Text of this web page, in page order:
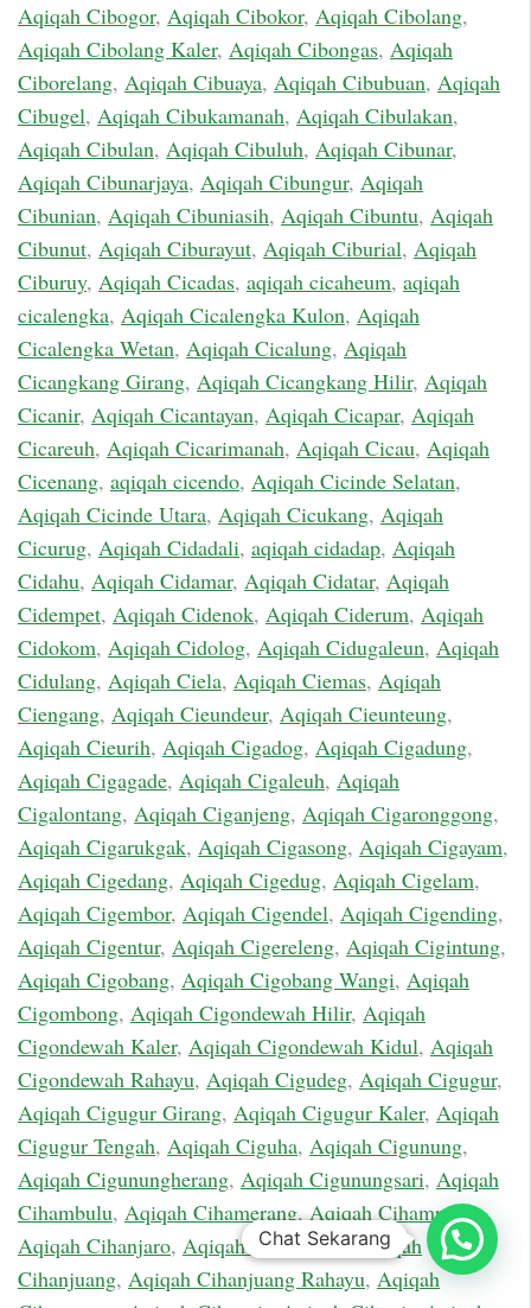
Aqiqah Cibogor, Aqiqah Cibokor, Aqiqah Cibolang,
Aqiqah Cibolang Kaler, Aqiqah Cibongas, Aqiqah
Ciborelang, Aqiqah Cibuaya, Aqiqah Cibubuan, Aqiqah
Cibugel, Aqiqah Cibukamanah, Aqiqah Cibulakan,
Aqiqah Cibulan, Aqiqah Cibuluh, Aqiqah Cibunar,
Aqiqah Cibunarjaya, Aqiqah Cibungur, Aqiqah
Cibunian, Aqiqah Cibuniasih, Aqiqah Cibuntu, Aqiqah
Cibunut, Aqiqah Ciburayut, Aqiqah Ciburial, Aqiqah
Ciburuy, Aqiqah Cicadas, aqiqah cicaheum, aqiqah
cicalengka, Aqiqah Cicalengka Kulon, Aqiqah
Cicalengka Wetan, Aqiqah Cicalung, Aqiqah
Cicangkang Girang, Aqiqah Cicangkang Hilir, Aqiqah
Cicanir, Aqiqah Cicantayan, Aqiqah Cicapar, Aqiqah
Cicareuh, Aqiqah Cicarimanah, Aqiqah Cicau, Aqiqah
Cicenang, aqiqah cicendo, Aqiqah Cicinde Selatan,
Aqiqah Cicinde Utara, Aqiqah Cicukang, Aqiqah
Cicurug, Aqiqah Cidadali, aqiqah cidadap, Aqiqah
Cidahu, Aqiqah Cidamar, Aqiqah Cidatar, Aqiqah
Cidempet, Aqiqah Cidenok, Aqiqah Ciderum, Aqiqah
Cidokom, Aqiqah Cidolog, Aqiqah Cidugaleun, Aqiqah
Cidulang, Aqiqah Ciela, Aqiqah Ciemas, Aqiqah
Ciengang, Aqiqah Cieundeur, Aqiqah Cieunteung,
Aqiqah Cieurih, Aqiqah Cigadog, Aqiqah Cigadung,
Aqiqah Cigagade, Aqiqah Cigaleuh, Aqiqah
Cigalontang, Aqiqah Ciganjeng, Aqiqah Cigaronggong,
Aqiqah Cigarukgak, Aqiqah Cigasong, Aqiqah Cigayam,
Aqiqah Cigedang, Aqiqah Cigedug, Aqiqah Cigelam,
Aqiqah Cigembor, Aqiqah Cigendel, Aqiqah Cigending,
Aqiqah Cigentur, Aqiqah Cigereleng, Aqiqah Cigintung,
Aqiqah Cigobang, Aqiqah Cigobang Wangi, Aqiqah
Cigombong, Aqiqah Cigondewah Hilir, Aqiqah
Cigondewah Kaler, Aqiqah Cigondewah Kidul, Aqiqah
Cigondewah Rahayu, Aqiqah Cigudeg, Aqiqah Cigugur,
Aqiqah Cigugur Girang, Aqiqah Cigugur Kaler, Aqiqah
Cigugur Tengah, Aqiqah Ciguha, Aqiqah Cigunung,
Aqiqah Cigunungherang, Aqiqah Cigunungsari, Aqiqah
Cihambulu, Aqiqah Cihamerang,Aqiqah Cihampelas,
Aqiqah Cihanjaro, Aqiqah Cihanjawar,Aqiqah
Cihanjuang, Aqiqah Cihanjuang Rahayu, Aqiqah
Chat Sekarang